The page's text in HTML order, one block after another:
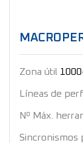
Zona útil
Líneas de
Nº Máx.
Sincronismos